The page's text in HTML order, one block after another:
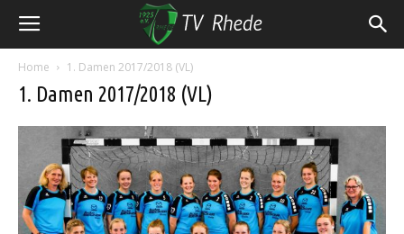
Home 1. Damen 2017/2018 (VL)
1. Damen 2017/2018 (VL)